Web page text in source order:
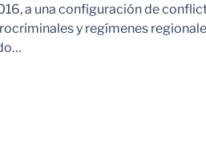
a una configuración de
y regímenes